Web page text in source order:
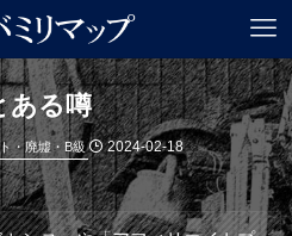
ある噂
・廃墟・B級
2024-02-18